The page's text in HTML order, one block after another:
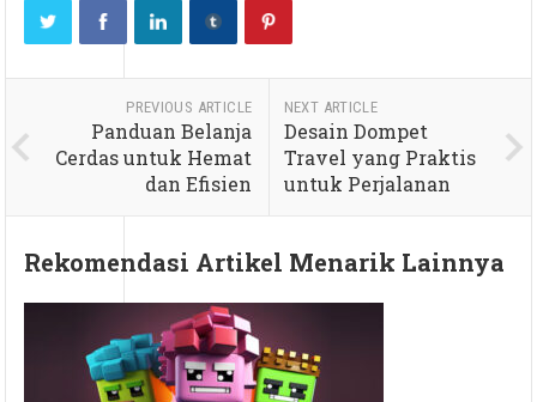
PREVIOUS ARTICLE
Panduan Belanja
Cerdas untuk Hemat
dan Efisien
NEXT ARTICLE
Desain Dompet
Travel yang Praktis
untuk Perjalanan
Rekomendasi Artikel Menarik Lainnya